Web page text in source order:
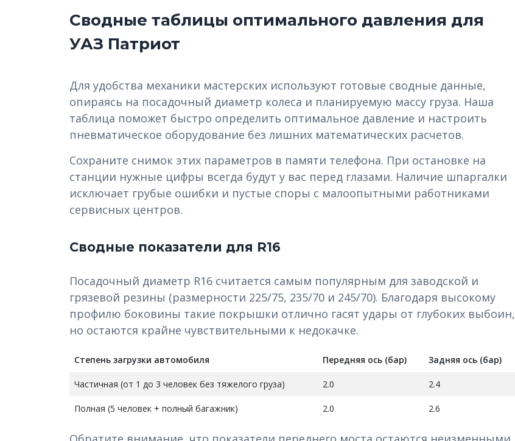
Сводные таблицы оптимального давления для
УАЗ Патриот
Для удобства механики мастерских используют готовые сводные данные,
опираясь на посадочный диаметр колеса и планируемую массу груза. Наша
таблица поможет быстро определить оптимальное давление и настроить
пневматическое оборудование без лишних математических расчетов.
Сохраните снимок этих параметров в памяти телефона. При остановке на
станции нужные цифры всегда будут у вас перед глазами. Наличие шпаргалки
исключает грубые ошибки и пустые споры с малоопытными работниками
сервисных центров.
Сводные показатели для R16
Посадочный диаметр R16 считается самым популярным для заводской и
грязевой резины (размерности 225/75, 235/70 и 245/70). Благодаря высокому
профилю боковины такие покрышки отлично гасят удары от глубоких выбоин,
но остаются крайне чувствительными к недокачке.
Степень загрузки автомобиля Передняя ось (бар) Задняя ось (бар)
Частичная (от 1 до 3 человек без тяжелого груза) 2.0 2.4
Полная (5 человек + полный багажник) 2.0 2.6